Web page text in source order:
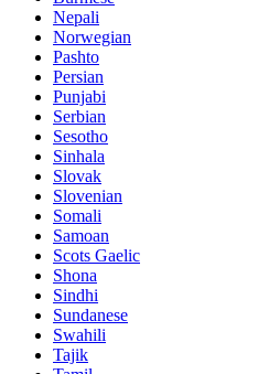
Nepali
Norwegian
Pashto
Persian
Punjabi
Serbian
Sesotho
Sinhala
Slovak
Slovenian
Somali
Samoan
Scots Gaelic
Shona
Sindhi
Sundanese
Swahili
Tajik